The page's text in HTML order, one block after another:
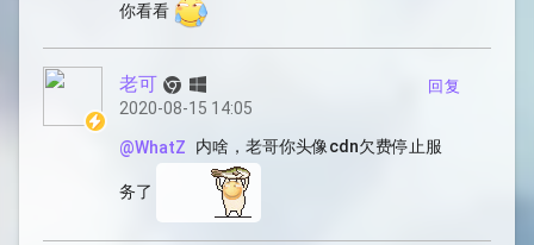
你看看
老可
2020-08-15 14:05
回复
@WhatZ 内啥，老哥你头像cdn欠费停止服
务了